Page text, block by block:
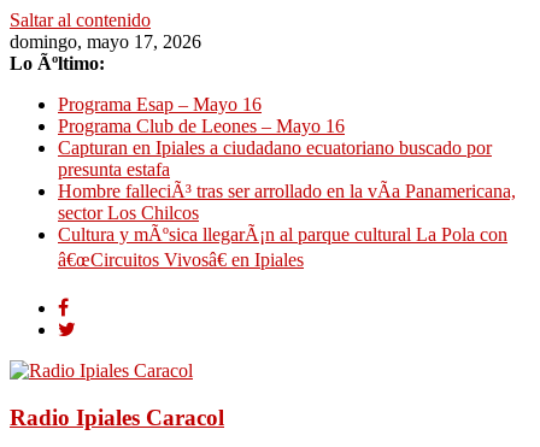
Saltar al contenido
domingo, mayo 17, 2026
Lo Ãºltimo:
Programa Esap – Mayo 16
Programa Club de Leones – Mayo 16
Capturan en Ipiales a ciudadano ecuatoriano buscado por
presunta estafa
Hombre falleciÃ³ tras ser arrollado en la vÃ­a Panamericana,
sector Los Chilcos
Cultura y mÃºsica llegarÃ¡n al parque cultural La Pola con
â€œCircuitos Vivosâ€ en Ipiales
Radio Ipiales Caracol